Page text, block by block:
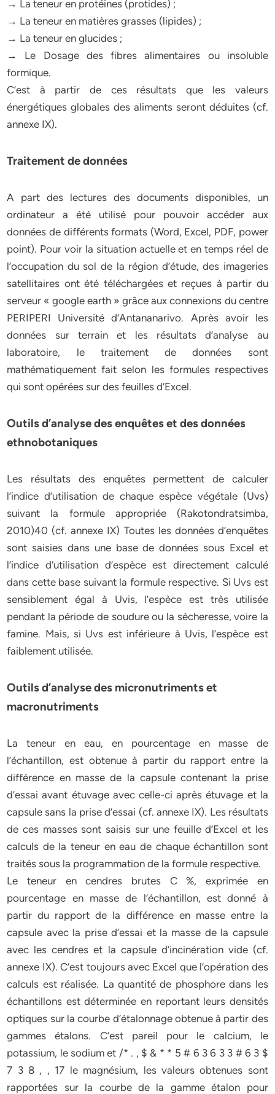
→ La teneur en protéines (protides) ;
→ La teneur en matières grasses (lipides) ;
→ La teneur en glucides ;
→ Le Dosage des fibres alimentaires ou insoluble
formique.
C’est à partir de ces résultats que les valeurs
énergétiques globales des aliments seront déduites (cf.
annexe IX).
Traitement de données
A part des lectures des documents disponibles, un
ordinateur a été utilisé pour pouvoir accéder aux
données de différents formats (Word, Excel, PDF, power
point). Pour voir la situation actuelle et en temps réel de
l’occupation du sol de la région d’étude, des imageries
satellitaires ont été téléchargées et reçues à partir du
serveur « google earth » grâce aux connexions du centre
PERIPERI Université d’Antananarivo. Après avoir les
données sur terrain et les résultats d’analyse au
laboratoire, le traitement de données sont
mathématiquement fait selon les formules respectives
qui sont opérées sur des feuilles d’Excel.
Outils d’analyse des enquêtes et des données
ethnobotaniques
Les résultats des enquêtes permettent de calculer
l’indice d’utilisation de chaque espèce végétale (Uvs)
suivant la formule appropriée (Rakotondratsimba,
2010)40 (cf. annexe IX) Toutes les données d’enquêtes
sont saisies dans une base de données sous Excel et
l’indice d’utilisation d’espèce est directement calculé
dans cette base suivant la formule respective. Si Uvs est
sensiblement égal à Uvis, l’espèce est très utilisée
pendant la période de soudure ou la sècheresse, voire la
famine. Mais, si Uvs est inférieure à Uvis, l’espèce est
faiblement utilisée.
Outils d’analyse des micronutriments et
macronutriments
La teneur en eau, en pourcentage en masse de
l’échantillon, est obtenue à partir du rapport entre la
différence en masse de la capsule contenant la prise
d’essai avant étuvage avec celle-ci après étuvage et la
capsule sans la prise d’essai (cf. annexe IX). Les résultats
de ces masses sont saisis sur une feuille d’Excel et les
calculs de la teneur en eau de chaque échantillon sont
traités sous la programmation de la formule respective.
Le teneur en cendres brutes C %, exprimée en
pourcentage en masse de l’échantillon, est donné à
partir du rapport de la différence en masse entre la
capsule avec la prise d’essai et la masse de la capsule
avec les cendres et la capsule d’incinération vide (cf.
annexe IX). C’est toujours avec Excel que l’opération des
calculs est réalisée. La quantité de phosphore dans les
échantillons est déterminée en reportant leurs densités
optiques sur la courbe d’étalonnage obtenue à partir des
gammes étalons. C’est pareil pour le calcium, le
potassium, le sodium et /* . , $ & * * 5 # 6 3 6 3 3 # 6 3 $
7 3 8 , , 17 le magnésium, les valeurs obtenues sont
rapportées sur la courbe de la gamme étalon pour